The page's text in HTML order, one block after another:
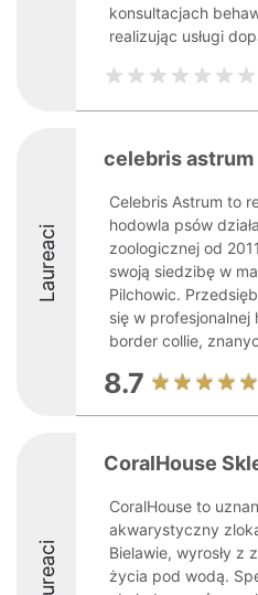
konsultacjach
realizując usługi
Laureaci
celebris astrum
Celebris Astrum to
hodowla psów
zoologicznej od
swoją siedzibę w
Pilchowic.
się w profesjonalnej
border collie,
8.7
Laureaci
CoralHouse
CoralHouse to
akwarystyczny
Bielawie, wyrosły z
życia pod wodą.